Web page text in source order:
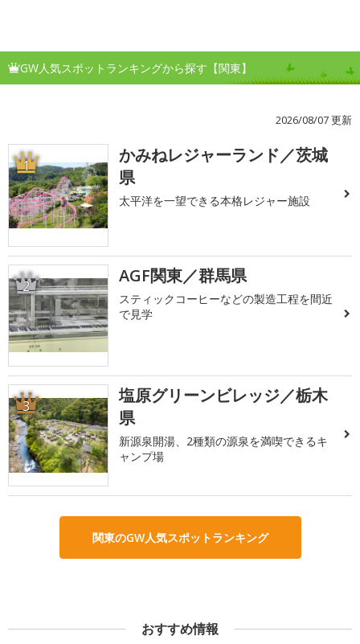
GW人気スポットランキングから探す【関東】
2026/08/07 更新
1
かみねレジャーランド／茨城
県
太平洋を一望できる本格レジャー施設
2 AGF関東／群馬県
スティックコーヒーなどの製造工程を間近
で見学
3
塩原グリーンビレッジ／栃木
県
新源泉開湯、2種類の源泉を満喫できるキ
ャンプ場
関東のGW人気スポットランキング
おすすめ情報